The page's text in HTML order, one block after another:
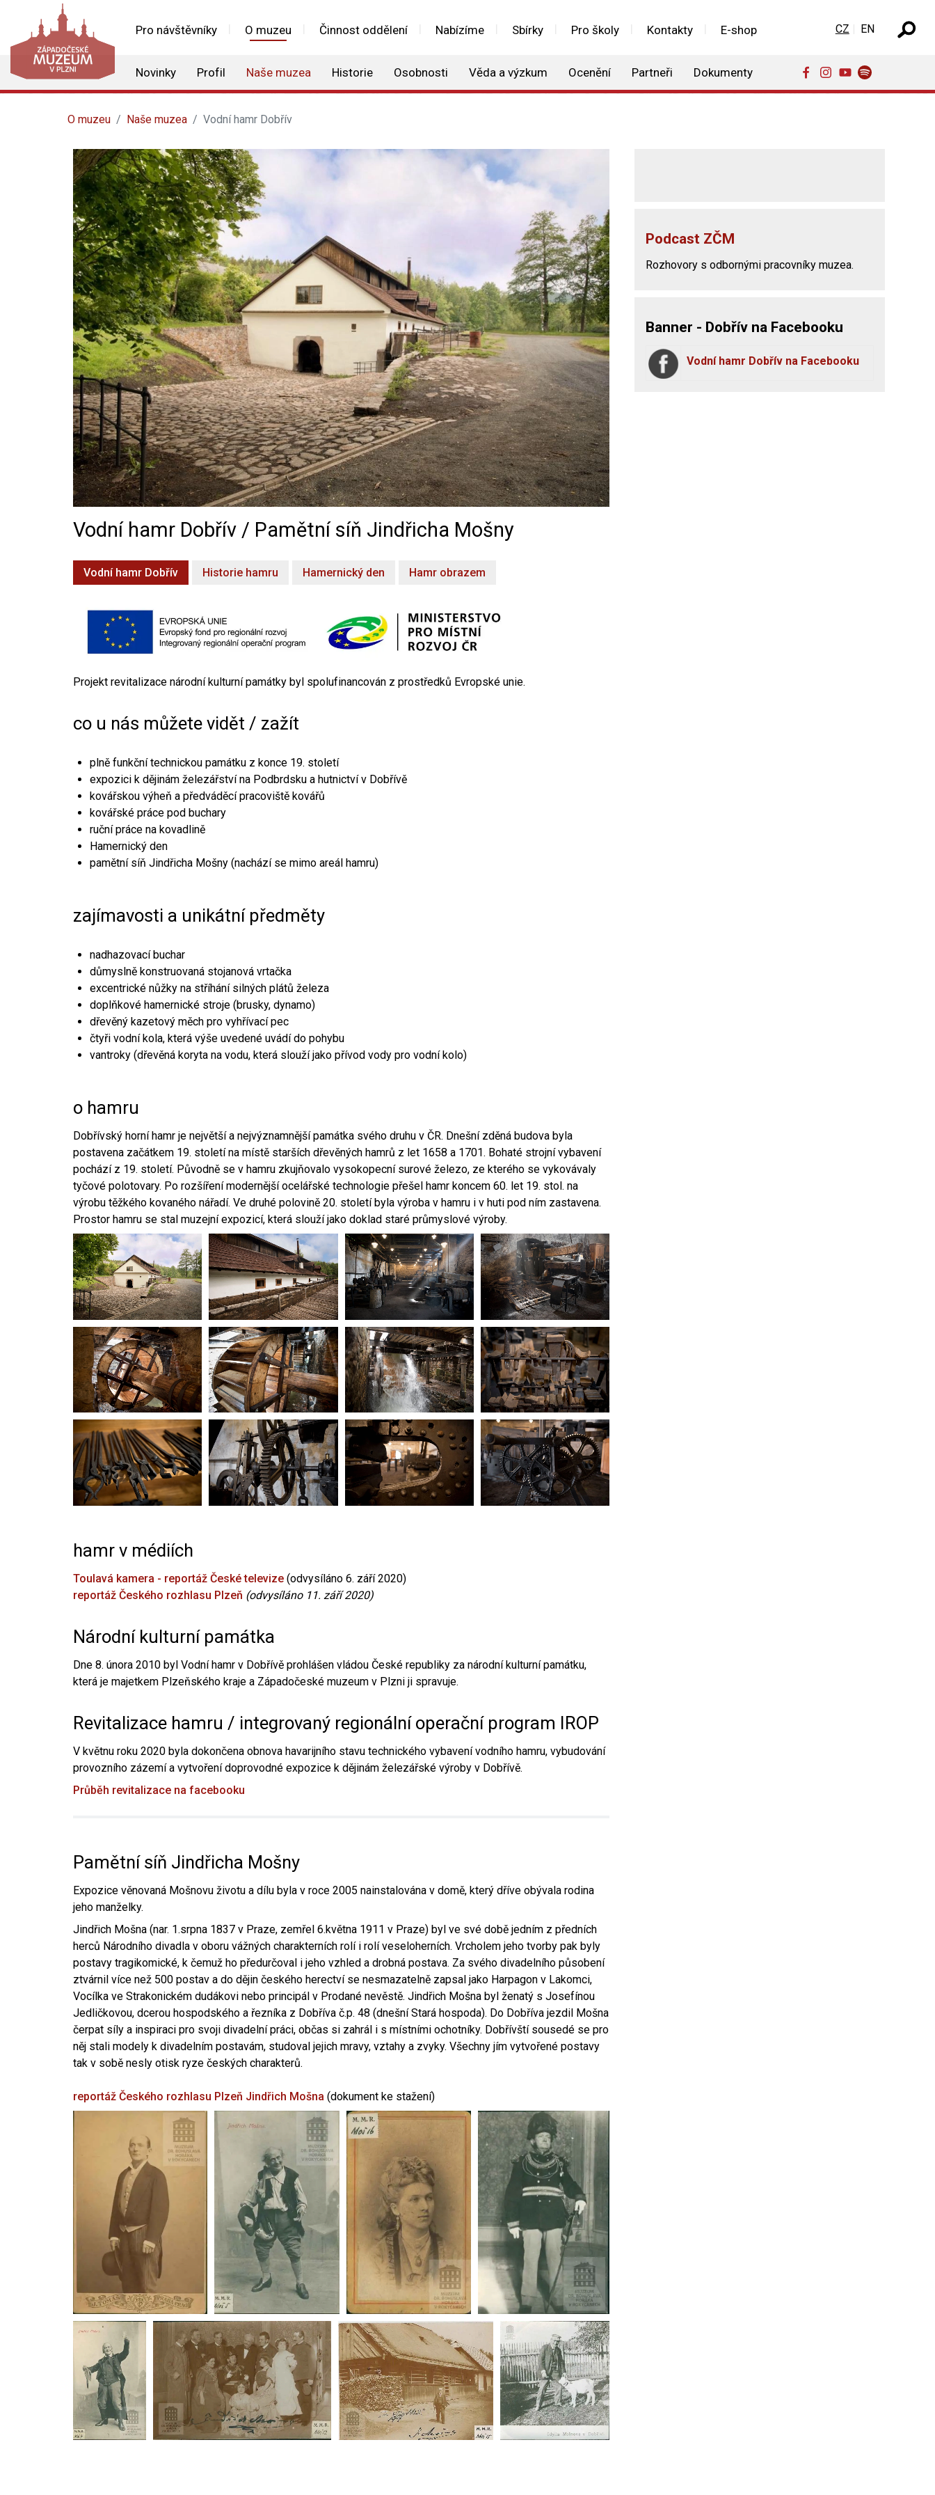
Pro návštěvníky O muzeu Činnost oddělení Nabízíme Sbírky Pro školy Kontakty E-shop
Novinky Profil Naše muzea Historie Osobnosti Věda a výzkum Ocenění Partneři Dokumenty
Zvolte jazyk
CZ EN
O muzeu Naše muzea Vodní hamr Dobřív
Vodní hamr Dobřív / Pamětní síň Jindřicha Mošny
Vodní hamr Dobřív Historie hamru Hamernický den Hamr obrazem
Projekt revitalizace národní kulturní památky byl spolufinancován z prostředků Evropské unie.
co u nás můžete vidět / zažít
plně funkční technickou památku z konce 19. století
expozici k dějinám železářství na Podbrdsku a hutnictví v Dobřívě
kovářskou výheň a předváděcí pracoviště kovářů
kovářské práce pod buchary
ruční práce na kovadlině
Hamernický den
pamětní síň Jindřicha Mošny (nachází se mimo areál hamru)
zajímavosti a unikátní předměty
nadhazovací buchar
důmyslně konstruovaná stojanová vrtačka
excentrické nůžky na stříhání silných plátů železa
doplňkové hamernické stroje (brusky, dynamo)
dřevěný kazetový měch pro vyhřívací pec
čtyři vodní kola, která výše uvedené uvádí do pohybu
vantroky (dřevěná koryta na vodu, která slouží jako přívod vody pro vodní kolo)
o hamru
Dobřívský horní hamr je největší a nejvýznamnější památka svého druhu v ČR. Dnešní zděná budova byla
postavena začátkem 19. století na místě starších dřevěných hamrů z let 1658 a 1701. Bohaté strojní vybavení
pochází z 19. století. Původně se v hamru zkujňovalo vysokopecní surové železo, ze kterého se vykovávaly
tyčové polotovary. Po rozšíření modernější ocelářské technologie přešel hamr koncem 60. let 19. stol. na
výrobu těžkého kovaného nářadí. Ve druhé polovině 20. století byla výroba v hamru i v huti pod ním zastavena.
Prostor hamru se stal muzejní expozicí, která slouží jako doklad staré průmyslové výroby.
hamr v médiích
Toulavá kamera - reportáž České televize (odvysíláno 6. září 2020)
reportáž Českého rozhlasu Plzeň (odvysíláno 11. září 2020)
Národní kulturní památka
Dne 8. února 2010 byl Vodní hamr v Dobřívě prohlášen vládou České republiky za národní kulturní památku,
která je majetkem Plzeňského kraje a Západočeské muzeum v Plzni ji spravuje.
Revitalizace hamru / integrovaný regionální operační program IROP
V květnu roku 2020 byla dokončena obnova havarijního stavu technického vybavení vodního hamru, vybudování
provozního zázemí a vytvoření doprovodné expozice k dějinám železářské výroby v Dobřívě.
Průběh revitalizace na facebooku
Pamětní síň Jindřicha Mošny
Expozice věnovaná Mošnovu životu a dílu byla v roce 2005 nainstalována v domě, který dříve obývala rodina
jeho manželky.
Jindřich Mošna (nar. 1.srpna 1837 v Praze, zemřel 6.května 1911 v Praze) byl ve své době jedním z předních
herců Národního divadla v oboru vážných charakterních rolí i rolí veseloherních. Vrcholem jeho tvorby pak byly
postavy tragikomické, k čemuž ho předurčoval i jeho vzhled a drobná postava. Za svého divadelního působení
ztvárnil více než 500 postav a do dějin českého herectví se nesmazatelně zapsal jako Harpagon v Lakomci,
Vocílka ve Strakonickém dudákovi nebo principál v Prodané nevěstě. Jindřich Mošna byl ženatý s Josefínou
Jedličkovou, dcerou hospodského a řezníka z Dobříva č.p. 48 (dnešní Stará hospoda). Do Dobříva jezdil Mošna
čerpat síly a inspiraci pro svoji divadelní práci, občas si zahrál i s místními ochotníky. Dobřívští sousedé se pro
něj stali modely k divadelním postavám, studoval jejich mravy, vztahy a zvyky. Všechny jím vytvořené postavy
tak v sobě nesly otisk ryze českých charakterů.
reportáž Českého rozhlasu Plzeň Jindřich Mošna (dokument ke stažení)
Podcast ZČM
Rozhovory s odbornými pracovníky muzea.
Banner - Dobřív na Facebooku
Vodní hamr Dobřív na Facebooku